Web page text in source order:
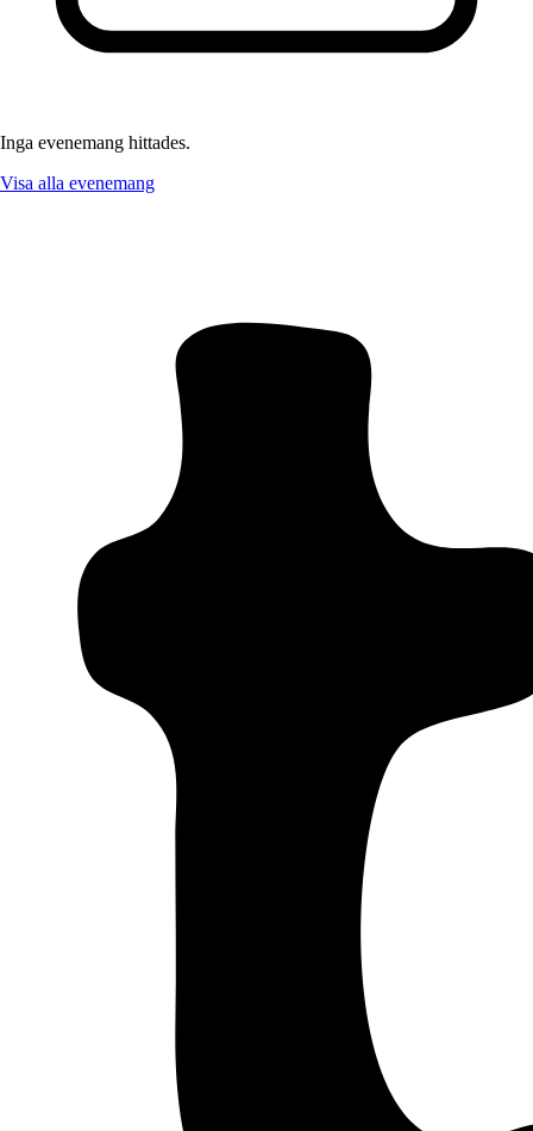
Inga evenemang hittades.
Visa alla evenemang